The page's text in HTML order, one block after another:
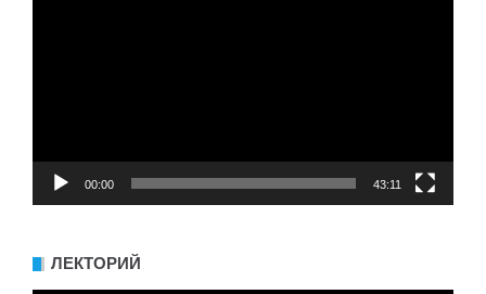
00:00 43:11
ЛЕКТОРИЙ